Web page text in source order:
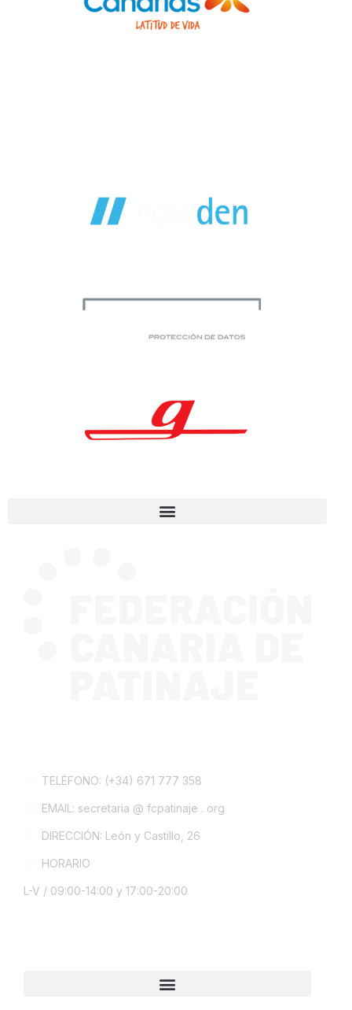
TELÉFONO: (+34) 671 777 358
EMAIL: secretaria @ fcpatinaje . org
DIRECCIÓN: León y Castillo, 26
HORARIO
L-V / 09:00-14:00 y 17:00-20:00